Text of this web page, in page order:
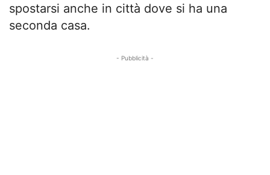
spostarsi anche in città dove si ha una
seconda casa.
- Pubblicità -